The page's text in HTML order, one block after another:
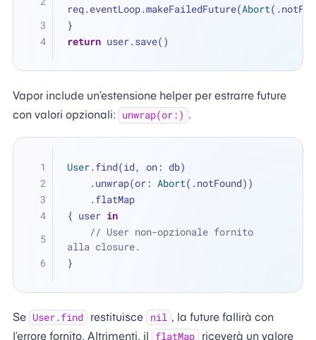
req.eventLoop.makeFailedFuture(Abort
}
return user.save()
Vapor include un’estensione helper per estrarre future
con valori opzionali:
unwrap(or:) .
User.find(id, on: db)
    .unwrap(or:
Abort(.notFound))
    .flatMap
{ user in
// User non-opzionale fornito
alla closure.
}
Se User.find restituisce nil , la future fallirà con
l’errore fornito. Altrimenti, il
flatMap riceverà un valore